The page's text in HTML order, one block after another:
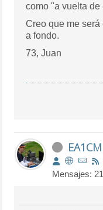
como "a vuelta de
Creo que me
a fondo.
73, Juan
Mensajes: